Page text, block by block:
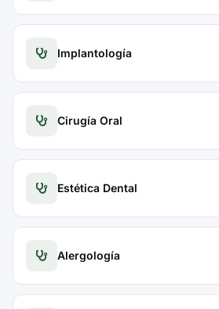
Implantología
Cirugía Oral
Estética Dental
Alergología